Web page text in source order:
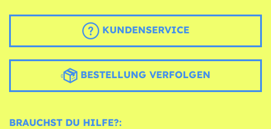
KUNDENSERVICE
BESTELLUNG VERFOLGEN
BRAUCHST DU HILFE?: